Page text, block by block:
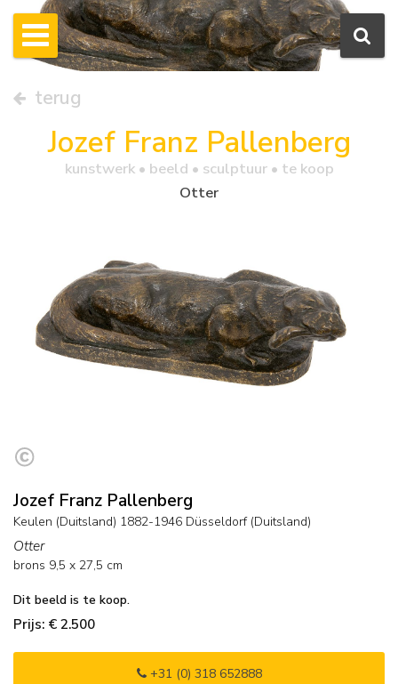
terug
Jozef Franz Pallenberg
kunstwerk • beeld • sculptuur • te koop
Otter
Jozef Franz Pallenberg
Keulen (Duitsland) 1882-1946 Düsseldorf (Duitsland)
Otter
brons 9,5 x 27,5 cm
Dit beeld is te koop.
Prijs: € 2.500
+31 (0) 318 652888